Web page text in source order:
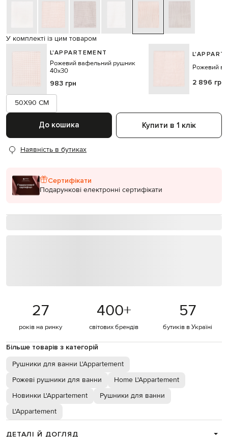
У комплекті із цим товаром
L'APPARTEMENT
Рожевий вафельний рушник
40х30
983 грн
Рожевий
2 896 грн
50X90 CM
До кошика Купити в 1 клік
Наявність в бутиках
Сертифікати
Подарункові електронні сертифікати
27
років на ринку
400+
світових брендів
57
бутиків в Україні
Більше товарів з категорій
Рушники для ванни L'Appartement
Рожеві рушники для ванни
Home L'Appartement
Новинки L'Appartement
Рушники для ванни
L'Appartement
ДЕТАЛІ Й ДОГЛЯД